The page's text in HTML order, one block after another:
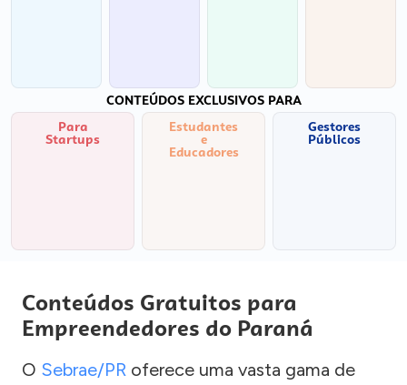
CONTEÚDOS EXCLUSIVOS PARA
Para
Startups
Estudantes
e
Educadores
Gestores
Públicos
Conteúdos Gratuitos para
Empreendedores do Paraná
O Sebrae/PR oferece uma vasta gama de